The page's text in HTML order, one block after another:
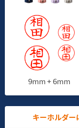
9mm + 6mm
キーホルダー